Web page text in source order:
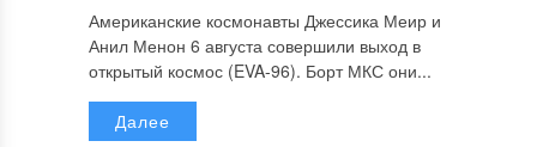
Американские космонавты Джессика Меир и
Анил Менон 6 августа совершили выход в
открытый космос (EVA-96). Борт МКС они...
Далее